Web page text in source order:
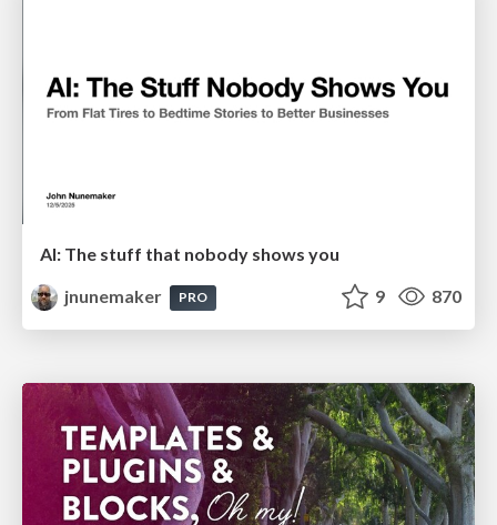
AI: The stuff that nobody shows you
jnunemaker
PRO 9 870